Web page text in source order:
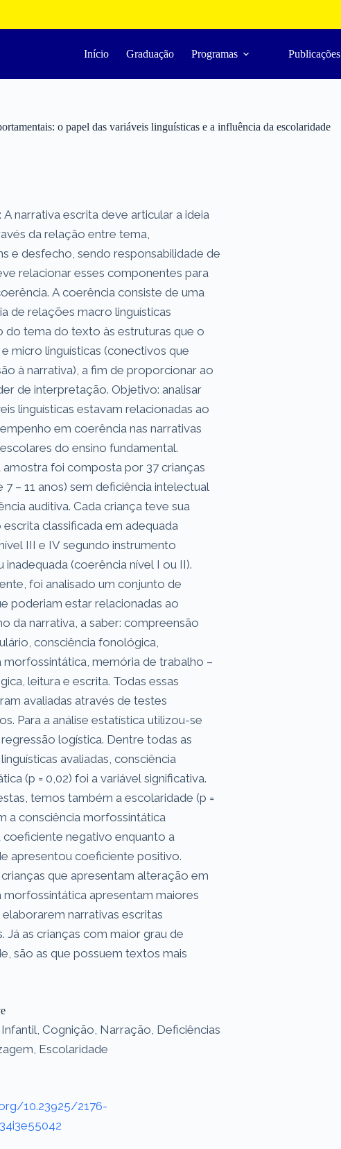
Início Graduação Programas Publicações
o papel das variáveis linguísticas e a influência da escolaridade
narrativa escrita deve articular a ideia
da relação entre tema,
e desfecho, sendo responsabilidade de
relacionar esses componentes para
A coerência consiste de uma
de relações macro linguísticas
do tema do texto às estruturas que o
micro linguísticas (conectivos que
à narrativa), a fim de proporcionar ao
de interpretação. Objetivo: analisar
linguísticas estavam relacionadas ao
em coerência nas narrativas
do ensino fundamental.
foi composta por 37 crianças
7 – 11 anos) sem deficiência intelectual
auditiva. Cada criança teve sua
classificada em adequada
III e IV segundo instrumento
inadequada (coerência nível I ou II).
foi analisado um conjunto de
poderiam estar relacionadas ao
da narrativa, a saber: compreensão
consciência fonológica,
morfossintática, memória de trabalho –
leitura e escrita. Todas essas
avaliadas através de testes
Para a análise estatística utilizou-se
logística. Dentre todas as
avaliadas, consciência
(p = 0,02) foi a variável significativa.
temos também a escolaridade (p =
a consciência morfossintática
negativo enquanto a
apresentou coeficiente positivo.
que apresentam alteração em
morfossintática apresentam maiores
narrativas escritas
Já as crianças com maior grau de
são as que possuem textos mais
Cognição, Narração, Deficiências
Escolaridade
10.23925/2176-